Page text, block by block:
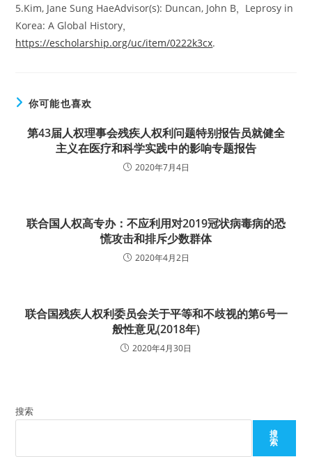
5.Kim, Jane Sung HaeAdvisor(s): Duncan, John B
Leprosy in
Korea: A Global History
https://escholarship.org/uc/item/0222k3cx.
你可能也喜欢
第43届人权理事会残疾人权利问题特别报告员就健全
主义在医疗和科学实践中的影响专题报告
2020年7月4日
联合国人权高专办：不应利用对2019冠状病毒病的恐
慌攻击和排斥少数群体
2020年4月2日
联合国残疾人权利委员会关于平等和不歧视的第6号一
般性意见(2018年)
2020年4月30日
搜索
搜
索